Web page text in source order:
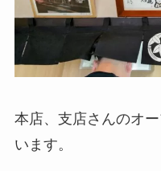
本店、支店さんのオ
います。